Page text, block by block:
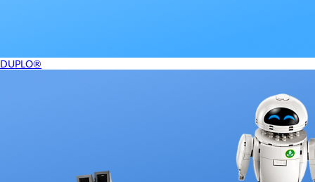
DUPLO®